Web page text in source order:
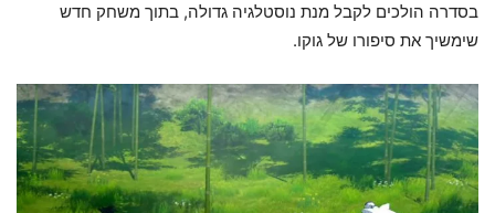
בסדרה הולכים לקבל מנת נוסטלגיה גדולה, בתוך משחק חדש
שימשיך את סיפורו של גוקו.